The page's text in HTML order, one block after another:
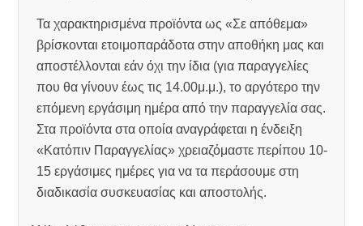
Τα χαρακτηρισμένα προϊόντα ως «Σε απόθεμα»
βρίσκονται ετοιμοπαράδοτα στην αποθήκη μας και
αποστέλλονται εάν όχι την ίδια (για παραγγελίες
που θα γίνουν έως τις 14.00μ.μ.), το αργότερο την
επόμενη εργάσιμη ημέρα από την παραγγελία σας.
Στα προϊόντα στα οποία αναγράφεται η ένδειξη
«Κατόπιν Παραγγελίας» χρειαζόμαστε περίπου 10-
15 εργάσιμες ημέρες για να τα περάσουμε στη
διαδικασία συσκευασίας και αποστολής.